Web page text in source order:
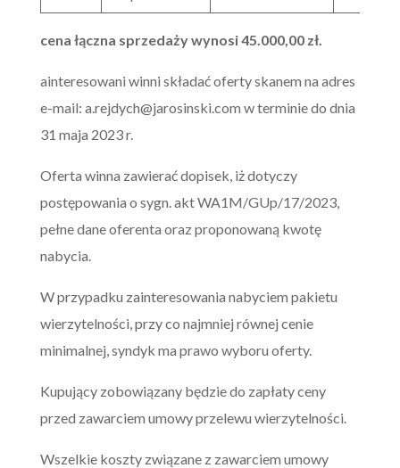
cena łączna sprzedaży wynosi 45.000,00 zł.
ainteresowani winni składać oferty skanem na adres
e-mail: a.rejdych@jarosinski.com w terminie do dnia
31 maja 2023 r.
Oferta winna zawierać dopisek, iż dotyczy
postępowania o sygn. akt WA1M/GUp/17/2023,
pełne dane oferenta oraz proponowaną kwotę
nabycia.
W przypadku zainteresowania nabyciem pakietu
wierzytelności, przy co najmniej równej cenie
minimalnej, syndyk ma prawo wyboru oferty.
Kupujący zobowiązany będzie do zapłaty ceny
przed zawarciem umowy przelewu wierzytelności.
Wszelkie koszty związane z zawarciem umowy